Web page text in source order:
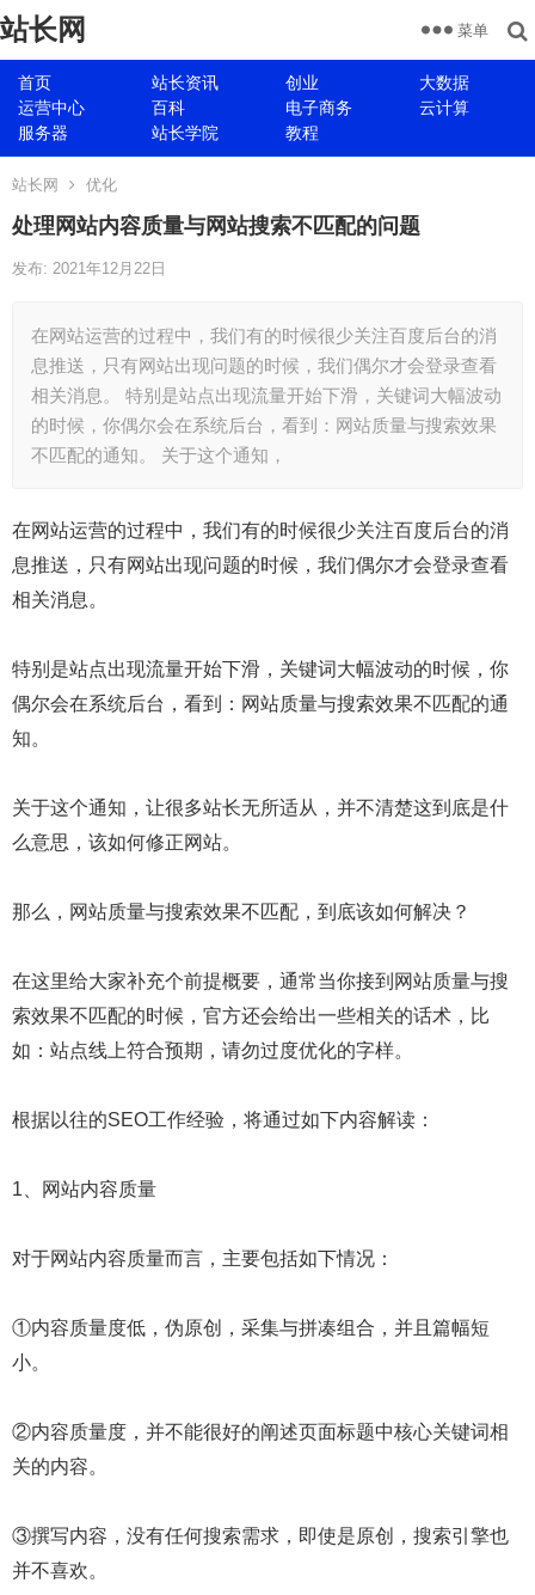
站长网
首页 站长资讯 创业
大数据
运营中心
百科 电子商务
云计算
服务器
站长学院 教程
菜单
站长网 优化
处理网站内容质量与网站搜索不匹配的问题
发布: 2021年12月22日
在网站运营的过程中，我们有的时候很少关注百度后台的消
息推送，只有网站出现问题的时候，我们偶尔才会登录查看
相关消息。 特别是站点出现流量开始下滑，关键词大幅波动
的时候，你偶尔会在系统后台，看到：网站质量与搜索效果
不匹配的通知。 关于这个通知，
在网站运营的过程中，我们有的时候很少关注百度后台的消
息推送，只有网站出现问题的时候，我们偶尔才会登录查看
相关消息。
特别是站点出现流量开始下滑，关键词大幅波动的时候，你
偶尔会在系统后台，看到：网站质量与搜索效果不匹配的通
知。
关于这个通知，让很多站长无所适从，并不清楚这到底是什
么意思，该如何修正网站。
那么，网站质量与搜索效果不匹配，到底该如何解决？
在这里给大家补充个前提概要，通常当你接到网站质量与搜
索效果不匹配的时候，官方还会给出一些相关的话术，比
如：站点线上符合预期，请勿过度优化的字样。
根据以往的SEO工作经验，将通过如下内容解读：
1、网站内容质量
对于网站内容质量而言，主要包括如下情况：
①内容质量度低，伪原创，采集与拼凑组合，并且篇幅短
小。
②内容质量度，并不能很好的阐述页面标题中核心关键词相
关的内容。
③撰写内容，没有任何搜索需求，即使是原创，搜索引擎也
并不喜欢。